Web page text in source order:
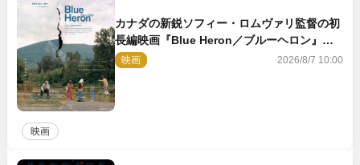
カナダの新鋭ソフィー・ロムヴァリ監督の初
長編映画『Blue Heron／ブルーヘロン』
10.23公開
映画 2026/8/7 10:00
映画